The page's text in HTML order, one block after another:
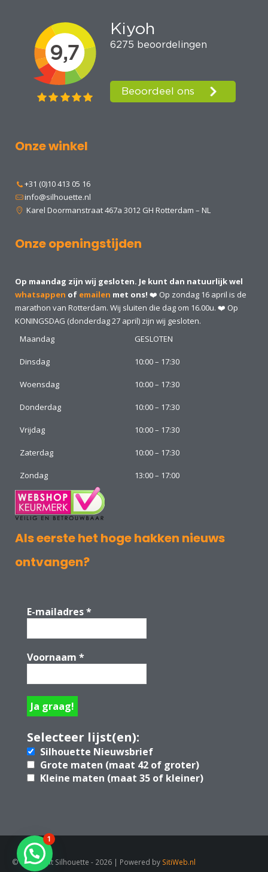
Onze winkel
+31 (0)10 413 05 16
info@silhouette.nl
Karel Doormanstraat 467a 3012 GH Rotterdam – NL
Onze openingstijden
Op maandag zijn wij gesloten. Je kunt dan natuurlijk wel
whatsappen of emailen met ons! ❤️ Op zondag 16 april is de
marathon van Rotterdam. Wij sluiten die dag om 16.00u. ❤️ Op
KONINGSDAG (donderdag 27 april) zijn wij gesloten.
Maandag
GESLOTEN
Dinsdag 10:00 – 17:30
Woensdag 10:00 – 17:30
Donderdag 10:00 – 17:30
Vrijdag 10:00 – 17:30
Zaterdag 10:00 – 17:30
Zondag 13:00 – 17:00
Als eerste het hoge hakken nieuws
ontvangen?
E-mailadres*
Voornaam *
Selecteer lijst(en):
Silhouette Nieuwsbrief
Grote maten (maat 42 of groter)
Kleine maten (maat 35 of kleiner)
© Copyright Silhouette - 2026 | Powered by SitiWeb.nl
1